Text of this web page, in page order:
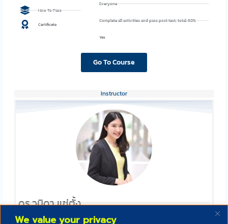
We value your privacy
How To Pass
Certificate
Everyone
Complete all activities and pass post test, total: 60%
Yes
Go To Course
Instructor
ดร.วนิดา แซ่ตั้ง
คณะวิทยาศาสตร์และเทคโนโลยีอุตสาหกรรม